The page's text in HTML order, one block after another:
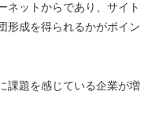
ネットからであり、サイト
形成を得られるかがポイン
課題を感じている企業が増